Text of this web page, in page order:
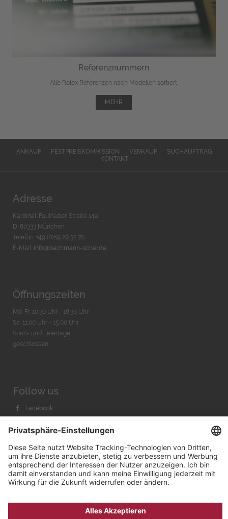
Referenznummern
Alle Rolex Referenzen nach Modellen sortiert.
MEHR
ANKAUF FESTPREISKOMMISSION VERKAUF
SUCHAUFTRAG
KONTAKT
Adresse
Kardinal-Faulhaber-Straße 14a
D-80333 München
Telefon: +49 (0)89 29 32 70
E-Mail: info@bachmann-scher.de
Öffnungszeiten
Mo-Fr. 10:30 Uhr - 18:30 Uhr
Sa. 11:00 Uhr - 15.00 Uhr
Sonn- und Feiertage
geschlossen
Follow us
Facebook
Youtube